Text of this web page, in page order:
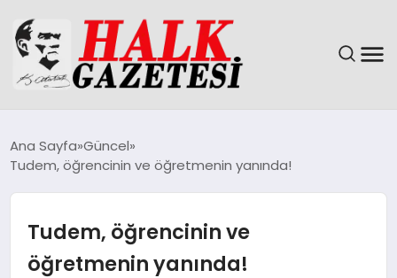
DÜNYA
EĞITIM
EKONOMI
Ana Sayfa Güncel
Tudem, öğrencinin ve öğretmenin yanında!
Tudem, öğrencinin ve
öğretmenin yanında!